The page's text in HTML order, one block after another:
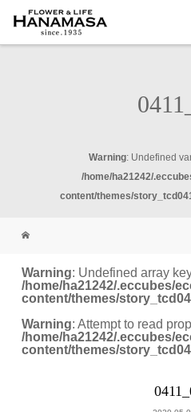
Warning: Undefined
/home/ha21242/
content/themes/
Warning: Undefined array
/home/ha21242/.eccubes/
content/themes/
Warning: Attempt to read
/home/ha21242/.eccubes/
content/themes/